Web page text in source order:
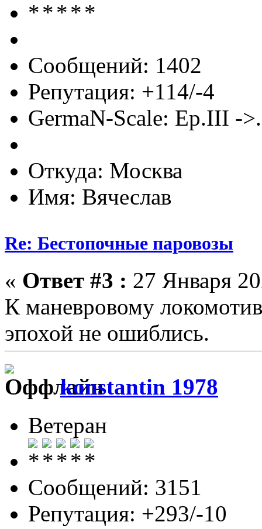
Сообщений: 1402
Репутация: +114/-4
GermaN-Scale: Ep.III -
Откуда: Москва
Имя: Вячеслав
Re: Бестопочные паровозы
« Ответ #3 : 27 Января
К маневровому
эпохой не ошиблись.
konstantin 1978
Ветеран
Сообщений: 3151
Репутация: +293/-10